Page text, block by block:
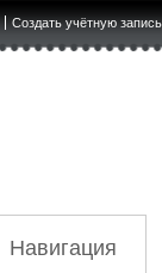
Создать учётную запись
Навигация